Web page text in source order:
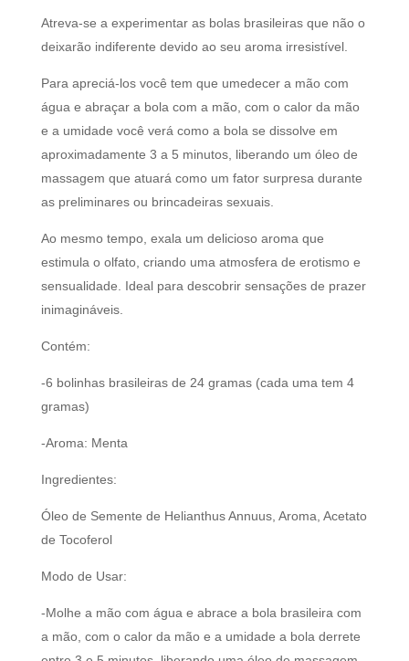
Atreva-se a experimentar as bolas brasileiras que não o
deixarão indiferente devido ao seu aroma irresistível.
Para apreciá-los você tem que umedecer a mão com
água e abraçar a bola com a mão, com o calor da mão
e a umidade você verá como a bola se dissolve em
aproximadamente 3 a 5 minutos, liberando um óleo de
massagem que atuará como um fator surpresa durante
as preliminares ou brincadeiras sexuais.
Ao mesmo tempo, exala um delicioso aroma que
estimula o olfato, criando uma atmosfera de erotismo e
sensualidade. Ideal para descobrir sensações de prazer
inimagináveis.
Contém:
-6 bolinhas brasileiras de 24 gramas (cada uma tem 4
gramas)
-Aroma: Menta
Ingredientes:
Óleo de Semente de Helianthus Annuus, Aroma, Acetato
de Tocoferol
Modo de Usar:
-Molhe a mão com água e abrace a bola brasileira com
a mão, com o calor da mão e a umidade a bola derrete